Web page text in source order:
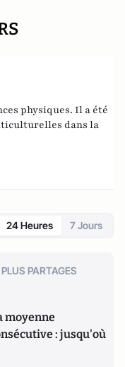
physiques. Il a été
dans la
24 Heures 7 Jours
PLUS PARTAGES
moyenne
: jusqu'où